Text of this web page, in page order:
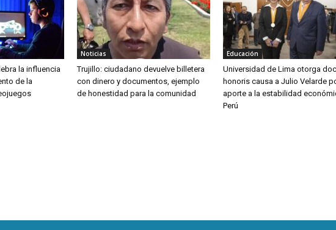
la influencia
de la
Noticias
Trujillo: ciudadano devuelve billetera
con dinero y documentos, ejemplo
de honestidad para la comunidad
Educación
Universidad de Lima otorga
honoris causa a Julio Velarde
aporte a la estabilidad
Perú